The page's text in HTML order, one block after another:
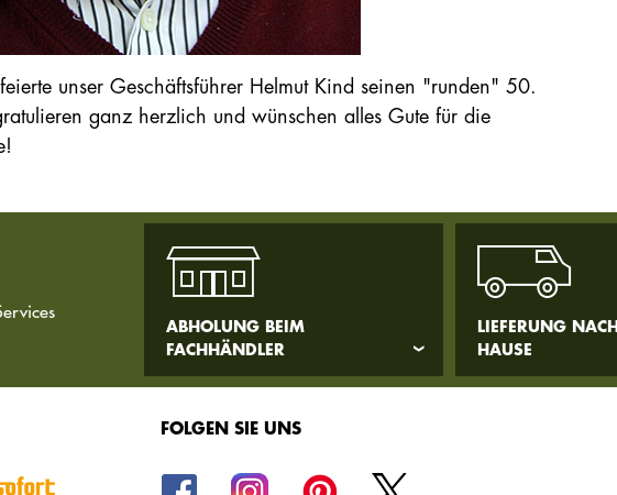
unser Geschäftsführer Helmut Kind seinen "runden" 50.
ganz herzlich und wünschen alles Gute für die
ABHOLUNG BEIM
FACHHÄNDLER
LIEFERUNG NACH
HAUSE
FOLGEN SIE UNS